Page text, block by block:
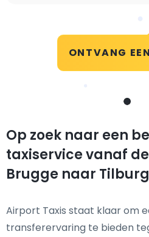
ONTVANG
Op zoek naar een
taxiservice vanaf
Brugge naar
Airport Taxis staat klaar om
transferervaring te bieden